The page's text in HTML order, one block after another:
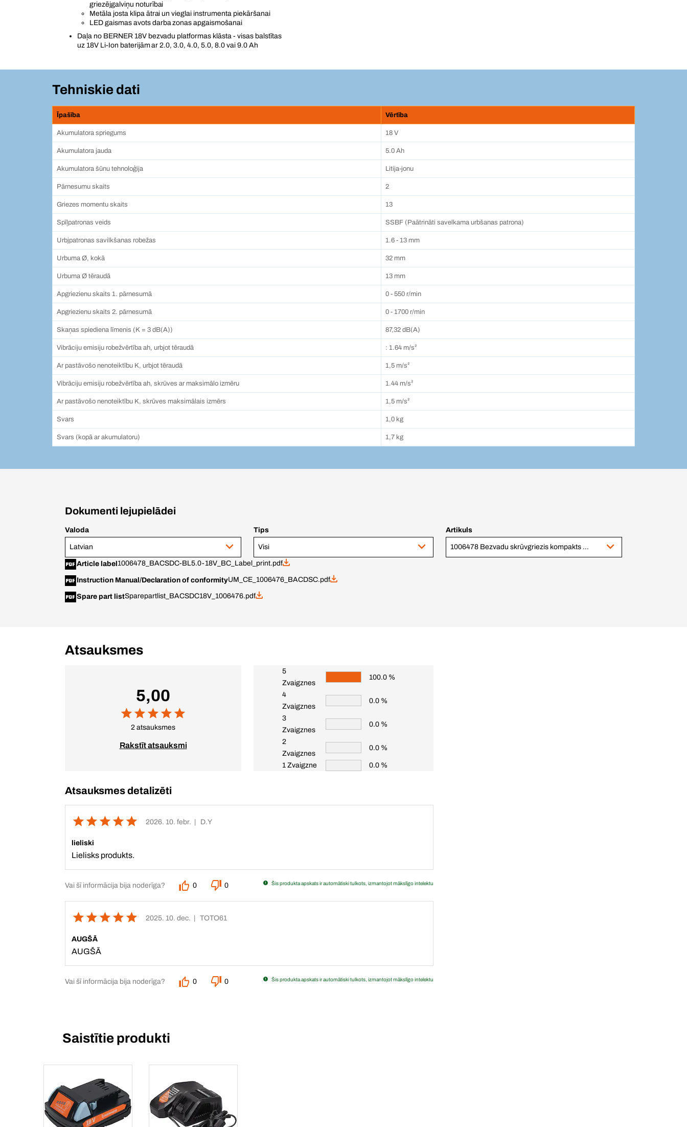
griezējgalviņu noturībai
Metāla josta klipa ātrai un vieglai instrumenta piekāršanai
LED gaismas avots darba zonas apgaismošanai
Daļa no BERNER 18V bezvadu platformas klāsta - visas balstītas
uz 18V Li-Ion baterijām ar 2.0, 3.0, 4.0, 5.0, 8.0 vai 9.0 Ah
Tehniskie dati
Īpašība Vērtība
Akumulatora spriegums 18 V
Akumulatora jauda 5.0 Ah
Akumulatora šūnu tehnoloģija Litija-jonu
Pārnesumu skaits 2
Griezes momentu skaits 13
Spīļpatronas veids SSBF (Paātrināti savelkama urbšanas patrona)
Urbjpatronas savilkšanas robežas 1.6 - 13 mm
Urbuma Ø, kokā 32 mm
Urbuma Ø tēraudā 13 mm
Apgriezienu skaits 1. pārnesumā 0 - 550 r/min
Apgriezienu skaits 2. pārnesumā 0 - 1700 r/min
Skaņas spiediena līmenis (K = 3 dB(A)) 87,32 dB(A)
Vibrāciju emisiju robežvērtība ah, urbjot tēraudā : 1.64 m/s²
Ar pastāvošo nenoteiktību K, urbjot tēraudā 1,5 m/s²
Vibrāciju emisiju robežvērtība ah, skrūves ar maksimālo izmēru 1.44 m/s²
Ar pastāvošo nenoteiktību K, skrūves maksimālais izmērs 1,5 m/s²
Svars 1,0 kg
Svars (kopā ar akumulatoru) 1,7 kg
Dokumenti lejupielādei
Valoda
Latvian
Tips
Visi
Artikuls
1006478 Bezvadu skrūvgriezis kompakts bez suktu
Article label 1006478_BACSDC-BL5.0-18V_BC_Label_print.pdf
Instruction Manual/Declaration of conformityUM_CE_1006476_BACDSC.pdf
Spare part listSparepartlist_BACSDC18V_1006476.pdf
Atsauksmes
5,00
2 atsauksmes
Rakstīt atsauksmi
5
Zvaigznes
100.0 %
4
Zvaigznes
0.0 %
3
Zvaigznes
0.0 %
2
Zvaigznes
0.0 %
1 Zvaigzne 0.0 %
Atsauksmes detalizēti
2026. 10. febr. | D.Y
lieliski
Lielisks produkts.
Vai šī informācija bija noderīga? 0 0 Šis produkta apskats ir automātiski tulkots, izmantojot mākslīgo intelektu
2025. 10. dec. | TOTO61
AUGŠĀ
AUGŠĀ
Vai šī informācija bija noderīga? 0 0 Šis produkta apskats ir automātiski tulkots, izmantojot mākslīgo intelektu
Saistītie produkti